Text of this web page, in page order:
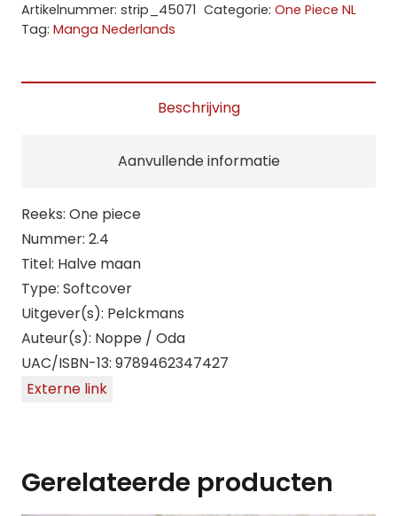
Halve
Artikelnummer: strip_45071 Categorie: One Piece NL
Tag: Manga Nederlands
Beschrijving
Aanvullende informatie
Reeks: One piece
Nummer: 2.4
Titel: Halve maan
Type: Softcover
Uitgever(s): Pelckmans
Auteur(s): Noppe / Oda
UAC/ISBN-13: 9789462347427
Externe link
Gerelateerde producten